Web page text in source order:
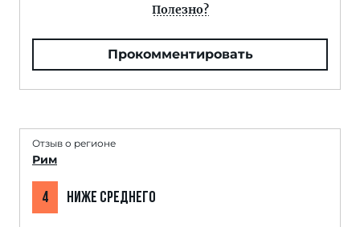
Полезно?
Прокомментировать
Отзыв о регионе
Рим
4 НИЖЕ СРЕДНЕГО